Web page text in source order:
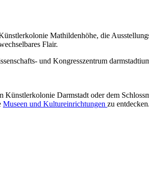
Mathildenhöhe, die
Flair.
und Kongresszentrum
Darmstadt oder dem
Museen und Kultureinrichtungen zu entdecken.